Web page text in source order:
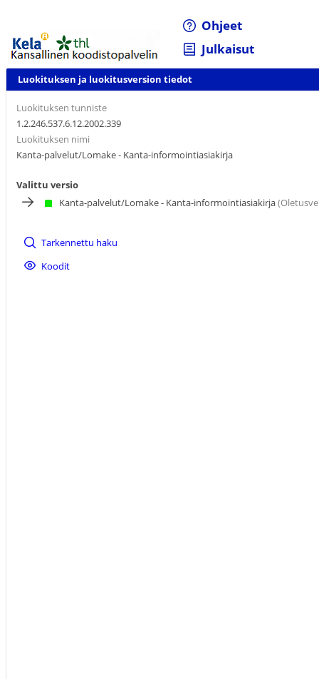
Ohjeet
Julkaisut
Luokituksen ja luokitusversion tiedot
Luokituksen tunniste
1.2.246.537.6.12.2002.339
Luokituksen nimi
Kanta-palvelut/Lomake - Kanta-informointiasiakirja
Valittu versio
Kanta-palvelut/Lomake - Kanta-informointiasiakirja
Tarkennettu haku
Koodit